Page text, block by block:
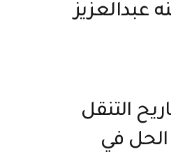
عبدالعزيز
التنقل
الحل في